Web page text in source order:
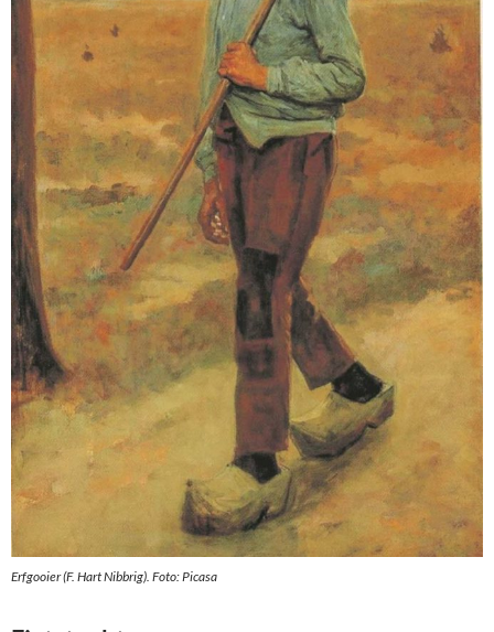
Erfgooier (F. Hart Nibbrig). Foto: Picasa